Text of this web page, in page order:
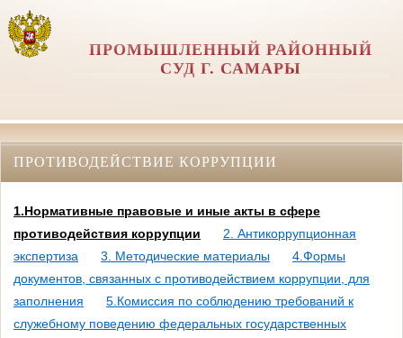
ПРОМЫШЛЕННЫЙ РАЙОННЫЙ
СУД Г. САМАРЫ
ПРОТИВОДЕЙСТВИЕ КОРРУПЦИИ
1.Нормативные правовые и иные акты в сфере
противодействия коррупции
2. Антикоррупционная
экспертиза
3. Методические материалы
4.Формы
документов, связанных с противодействием коррупции, для
заполнения
5.Комиссия по соблюдению требований к
служебному поведению федеральных государственных